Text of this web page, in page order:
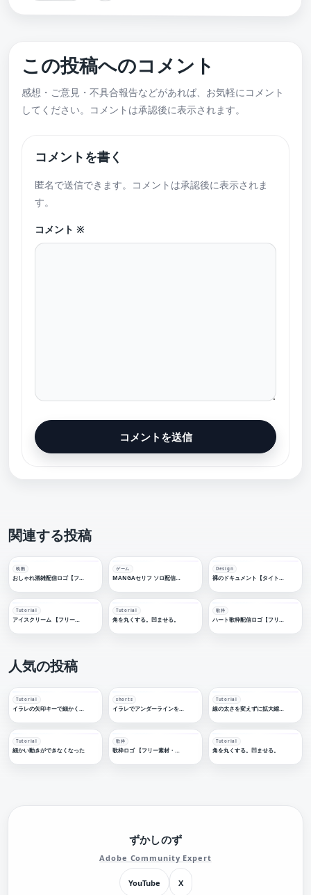
この投稿へのコメント
感想・ご意見・不具合報告などがあれば、お気軽にコメント
してください。コメントは承認後に表示されます。
コメントを書く
匿名で送信できます。コメントは承認後に表示されま
す。
コメント ※
関連する投稿
晩酌
おしゃれ酒雑配信ロゴ【フリー素材・サムネ素材】
ゲーム
MANGAセリフ ソロ配信ロゴ【フリー素材・サムネ素材】
Design
裸のドキュメント【タイトルロゴデザイン】
Tutorial
アイスクリーム 【フリー素材・サムネ素材】
Tutorial
角を丸くする。凹ませる。
歌枠
ハート歌枠配信ロゴ【フリー素材・サムネ素材】
人気の投稿
Tutorial
イラレの矢印キーで細かく移動する
shorts
イラレでアンダーラインを引く
Tutorial
線の太さを変えずに拡大縮小する
Tutorial
細かい動きができなくなった
歌枠
歌枠ロゴ 【フリー素材・サムネ素材】
Tutorial
角を丸くする。凹ませる。
ずかしのず
Adobe Community Expert
YouTube X